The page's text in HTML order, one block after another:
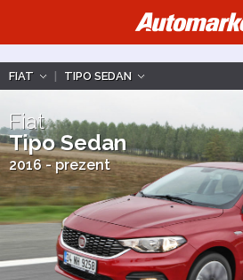
FIAT | TIPO SEDAN
Fiat
Tipo Sedan
2016 - prezent